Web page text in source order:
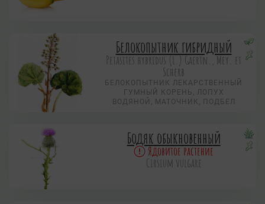
Белокопытник гибридный
Petasites hybridus (L.) Gaertn., Mey. et
Scherb
БЕЛОКОПЫТНИК ЛЕКАРСТВЕННЫЙ
ГУМНЫЙ КОРЕНЬ, ЛОПУХ
ВОДЯНОЙ, МАТОЧНИК, ПОДБЕЛ
Бодяк обыкновенный
Ядовитое растение
Cirsium vulgare